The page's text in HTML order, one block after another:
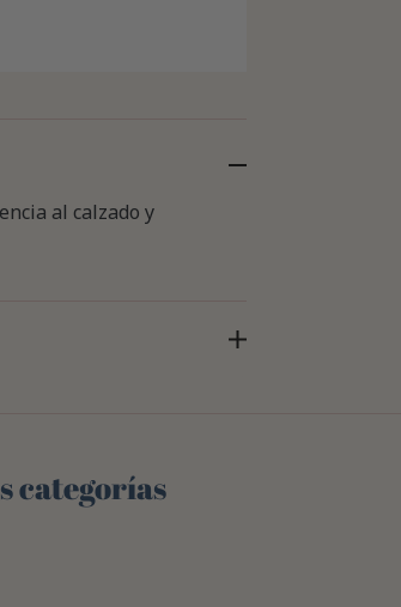
al calzado y
categorías